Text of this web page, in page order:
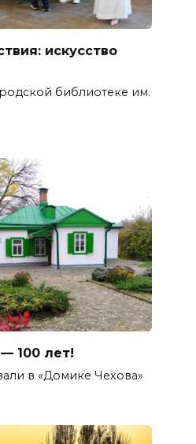
искусство
библиотеке им.
100 лет!
в «Домике Чехова»